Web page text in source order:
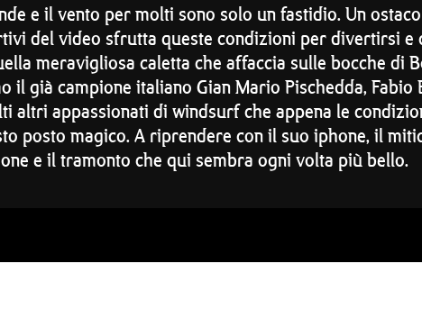
e il vento per molti sono solo un fastidio. Un
del video sfrutta queste condizioni per divertirsi e
meravigliosa caletta che affaccia sulle bocche di
il già campione italiano Gian Mario Pischedda, Fabio
altri appassionati di windsurf che appena le
posto magico. A riprendere con il suo iphone, il
e il tramonto che qui sembra ogni volta più bello.